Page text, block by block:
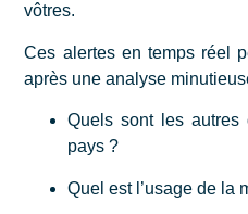
vôtres.
Ces alertes en temps réel
après une analyse
Quels sont les
pays ?
Quel est l’usage de la